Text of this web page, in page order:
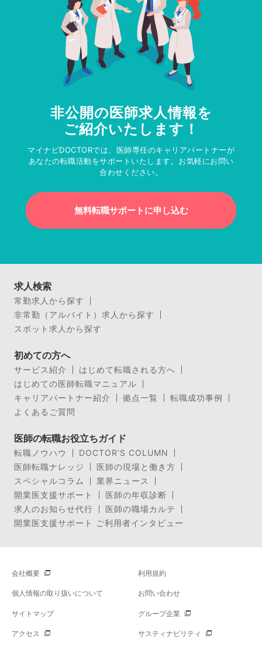
非公開の医師求人情報を
ご紹介いたします！
マイナビDOCTORでは、医師専任のキャリアパートナーが
あなたの転職活動をサポートいたします。お気軽にお問い
合わせください。
無料転職サポートに申し込む
求人検索
常勤求人から探す
非常勤（アルバイト）求人から探す
スポット求人から探す
初めての方へ
サービス紹介
はじめて転職される方へ
はじめての医師転職マニュアル
キャリアパートナー紹介
拠点一覧
転職成功事例
よくあるご質問
医師の転職お役立ちガイド
転職ノウハウ
DOCTOR’S COLUMN
医師転職ナレッジ
医師の現場と働き方
スペシャルコラム
業界ニュース
開業医支援サポート
医師の年収診断
求人のお知らせ代行
医師の職場カルテ
開業医支援サポート ご利用者インタビュー
会社概要 利用規約
個人情報の取り扱いについて お問い合わせ
サイトマップ グループ企業
アクセス サスティナビリティ